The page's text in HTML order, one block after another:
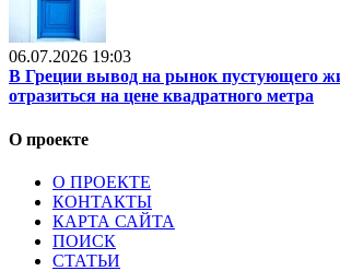
06.07.2026 19:03
В Греции вывод на рынок пустующего
отразиться на цене квадратного метра
О проекте
О ПРОЕКТЕ
КОНТАКТЫ
КАРТА САЙТА
ПОИСК
СТАТЬИ